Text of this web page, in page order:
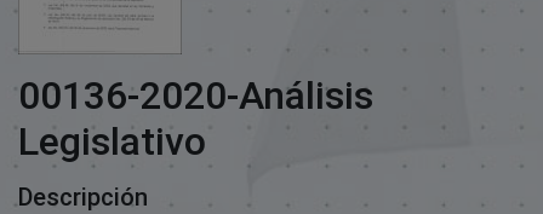
00136-2020-Análisis
Legislativo
Descripción